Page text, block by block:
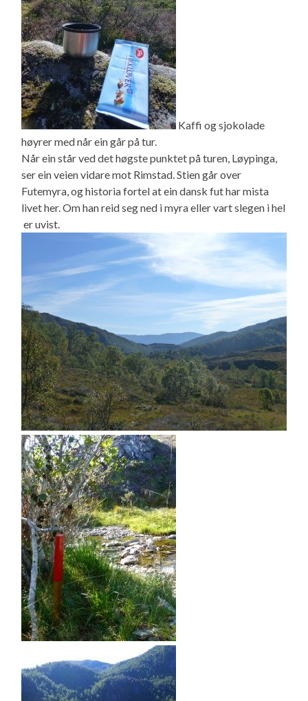
Kaffi og sjokolade
høyrer med når ein går på tur.
Når ein står ved det høgste punktet på turen, Løypinga,
ser ein veien vidare mot Rimstad. Stien går over
Futemyra, og historia fortel at ein dansk fut har mista
livet her. Om han reid seg ned i myra eller vart slegen i hel
er uvist.